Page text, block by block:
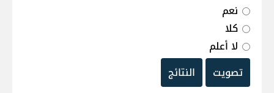
نعم
كلا
لا أعلم
تصويت
النتائج